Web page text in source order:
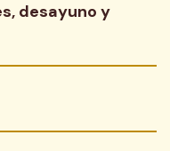
desayuno y